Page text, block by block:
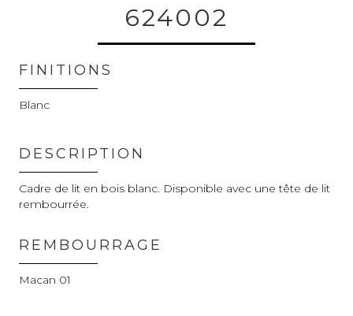
624002
FINITIONS
Blanc
DESCRIPTION
Cadre de lit en bois blanc. Disponible avec une tête de lit
rembourrée.
REMBOURRAGE
Macan 01